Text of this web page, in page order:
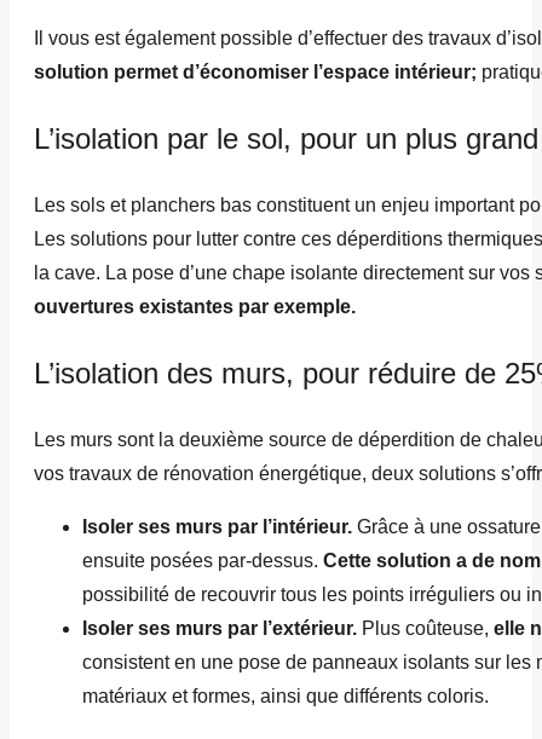
Il vous est également possible d’effectuer des travaux
solution permet d’économiser l’espace intérieur;
L’isolation par le sol, pour un plus
Les sols et planchers bas constituent un enjeu important
Les solutions pour lutter contre ces déperditions
la cave. La pose d’une chape isolante directement sur
ouvertures existantes par exemple.
L’isolation des murs, pour réduire de
Les murs sont la deuxième source de déperdition de
vos travaux de rénovation énergétique, deux solutions
Isoler ses murs par l’intérieur. Grâce à une
ensuite posées par-dessus. Cette solution a de
possibilité de recouvrir tous les points irréguliers ou
Isoler ses murs par l’extérieur. Plus coûteuse, elle
consistent en une pose de panneaux isolants sur les
matériaux et formes, ainsi que différents coloris.